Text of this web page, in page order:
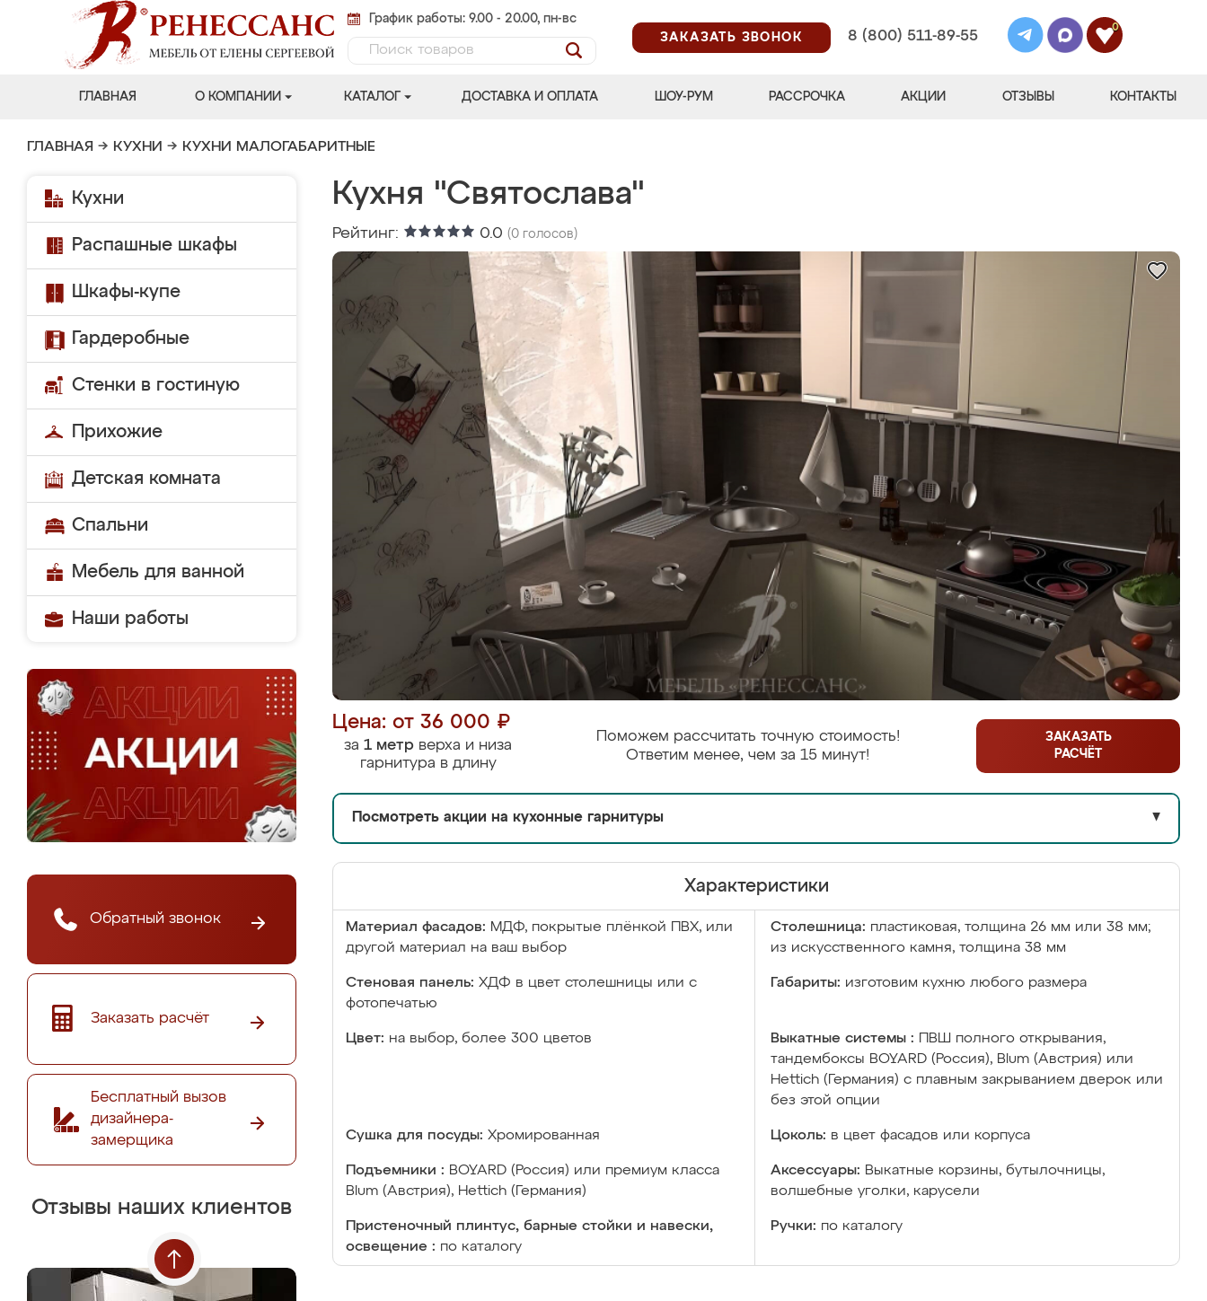
График работы: 9.00 - 20.00, пн-вс
ЗАКАЗАТЬ ЗВОНОК
8 (800) 511-89-55
0
ГЛАВНАЯ О КОМПАНИИ КАТАЛОГ ДОСТАВКА И ОПЛАТА ШОУ-РУМ РАССРОЧКА АКЦИИ ОТЗЫВЫ КОНТАКТЫ
ГЛАВНАЯ → КУХНИ → КУХНИ МАЛОГАБАРИТНЫЕ
Кухни
Распашные шкафы
Шкафы-купе
Гардеробные
Стенки в гостиную
Прихожие
Детская комната
Спальни
Мебель для ванной
Наши работы
Обратный звонок
Заказать расчёт
Бесплатный вызов
дизайнера-
замерщика
Отзывы наших клиентов
Кухня "Святослава"
Рейтинг: 0.0 (0 голосов)
Цена: от 36 000 ₽
за 1 метр верха и низа
гарнитура в длину
Поможем рассчитать точную стоимость!
Ответим менее, чем за 15 минут!
ЗАКАЗАТЬ
РАСЧЁТ
Посмотреть акции на кухонные гарнитуры ▼
Характеристики
Материал фасадов: МДФ, покрытые плёнкой ПВХ, или
другой материал на ваш выбор
Столешница: пластиковая, толщина 26 мм или 38 мм;
из искусственного камня, толщина 38 мм
Стеновая панель: ХДФ в цвет столешницы или с
фотопечатью
Габариты: изготовим кухню любого размера
Цвет: на выбор, более 300 цветов Выкатные системы :
ПВШ полного открывания,
тандембоксы BOYARD (Россия), Blum (Австрия) или
Hettich (Германия) с плавным закрыванием дверок или
без этой опции
Сушка для посуды: Хромированная Цоколь: в цвет фасадов или корпуса
Подъемники : BOYARD (Россия) или премиум класса
Blum (Австрия), Hettich (Германия)
Аксессуары: Выкатные корзины, бутылочницы,
волшебные уголки, карусели
Пристеночный плинтус, барные стойки и навески,
освещение : по каталогу
Ручки: по каталогу